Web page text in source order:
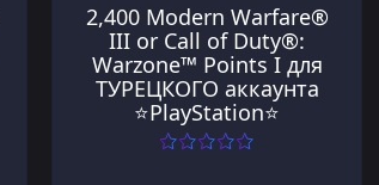
2,400 Modern Warfare®
III or Call of Duty®:
Warzone™ Points I для
ТУРЕЦКОГО аккаунта
⭐PlayStation⭐